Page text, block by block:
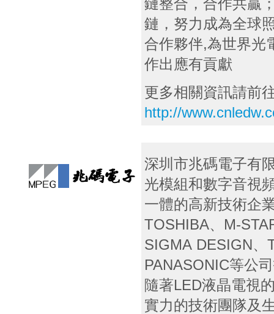
鏈整合，合作共贏
鏈，努力成為全球
合作夥伴,為世界光
作出應有貢獻
更多相關資訊請前
http://
深圳市兆碼電子有
光模組和數字音視
一體的高新技術企
TOSHIBA、M-
SIGMA DESIGN、
PANASONIC等公
隨著LED液晶電視
實力的技術團隊及